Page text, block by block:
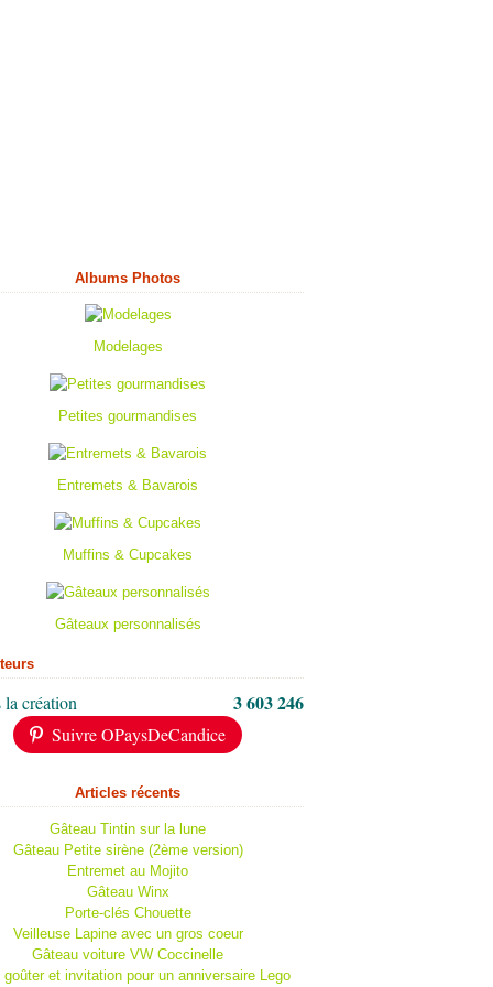
Albums Photos
Modelages
Petites gourmandises
Entremets & Bavarois
Muffins & Cupcakes
Gâteaux personnalisés
création 3 603 246
Suivre OPaysDeCandice
Articles récents
Gâteau Tintin sur la lune
Gâteau Petite sirène (2ème version)
Entremet au Mojito
Gâteau Winx
Porte-clés Chouette
Veilleuse Lapine avec un gros coeur
Gâteau voiture VW Coccinelle
et invitation pour un anniversaire Lego